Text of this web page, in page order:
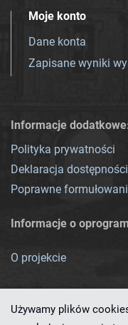
Moje konto
Dane konta
Zapisane wyniki
Informacje
Polityka prywatności
Deklaracja dostępności
Poprawne
Informacje o
O projekcie
Używamy plików